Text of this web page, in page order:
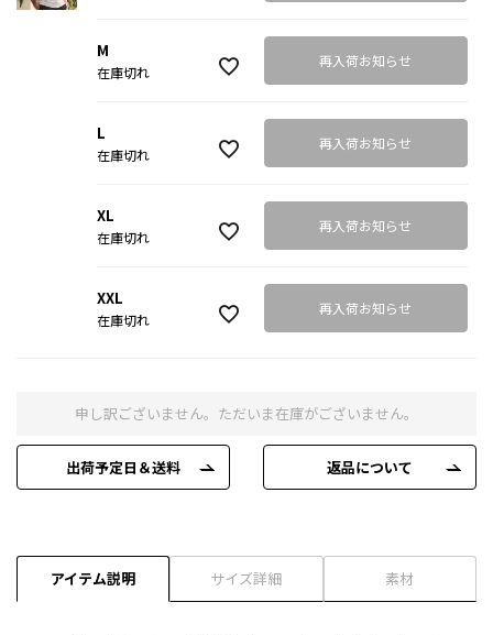
M
在庫切れ
再入荷お知らせ
L
在庫切れ
再入荷お知らせ
XL
在庫切れ
再入荷お知らせ
XXL
在庫切れ
再入荷お知らせ
申し訳ございません。ただいま在庫がございません。
出荷予定日＆送料 返品について
アイテム説明 サイズ詳細 素材